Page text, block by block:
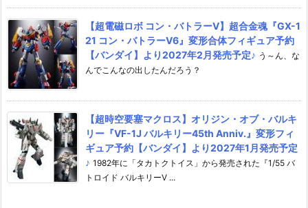
【超電磁ロボ コン・バトラーV】超合金魂『GX-1
21 コン・バトラーV6』変形合体フィギュア予約
【バンダイ】より2027年2月発売予定♪ う～ん、な
んでこんなの出したんだろう？
【超時空要塞マクロス】オリジン・オブ・バルキ
リー『VF-1J バルキリー45th Anniv.』変形フィ
ギュア予約【バンダイ】より2027年1月発売予定
♪ 1982年に「タカトクトイス」から発売された『1/55 バ
トロイド バルキリーV ...